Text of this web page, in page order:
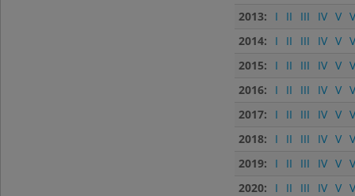
2013:
I II III IV V
2014:
I II III IV V
2015:
I II III IV V
2016:
I II III IV V
2017:
I II III IV V
2018:
I II III IV V
2019:
I II III IV V
2020:
I II III IV V